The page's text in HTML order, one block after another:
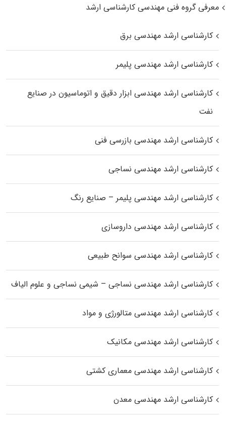
معرفی گروه فنی مهندسی کارشناسی ارشد
کارشناسی ارشد مهندسی برق
کارشناسی ارشد مهندسی پلیمر
کارشناسی ارشد مهندسی ابزار دقیق و اتوماسیون در صنایع
نفت
کارشناسی ارشد مهندسی بازرسی فنی
کارشناسی ارشد مهندسی نساجی
کارشناسی ارشد مهندسی پلیمر – صنایع رنگ
کارشناسی ارشد مهندسی داروسازی
کارشناسی ارشد مهندسی سوانح طبیعی
کارشناسی ارشد مهندسی نساجی – شیمی نساجی و علوم الیاف
کارشناسی ارشد مهندسی متالورژی و مواد
کارشناسی ارشد مهندسی مکانیک
کارشناسی ارشد مهندسی معماری کشتی
کارشناسی ارشد مهندسی معدن